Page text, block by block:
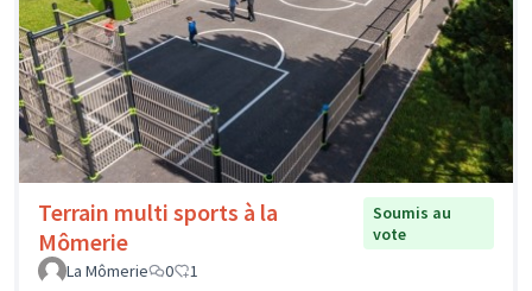
Terrain multi sports à la
Mômerie
Soumis au
vote
La Mômerie
0 1